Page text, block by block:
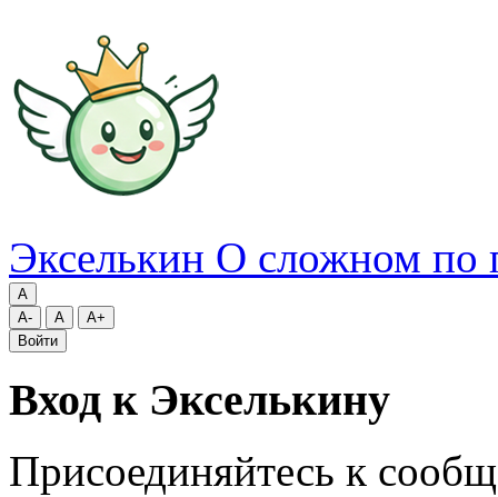
Экселькин О сложном по
A
A-
A
A+
Войти
Вход к Экселькину
Присоединяйтесь к